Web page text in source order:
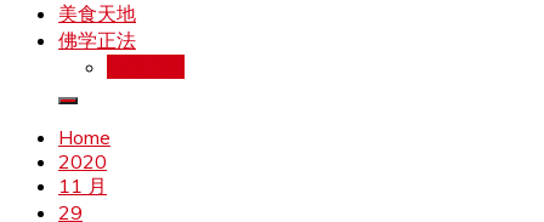
美食天地
佛学正法
Home
2020
11 月
29